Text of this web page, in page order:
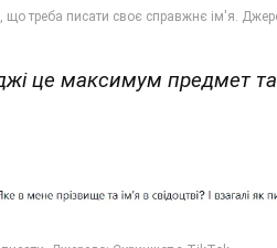
це максимум предмет та